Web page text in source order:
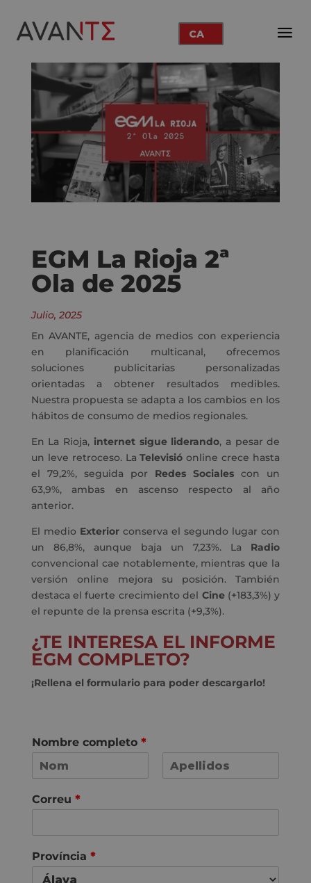
CA
EGM La Rioja 2ª
Ola de 2025
Julio, 2025
En AVANTE, agencia de medios con experiencia
en planificación multicanal, ofrecemos
soluciones publicitarias personalizadas
orientadas a obtener resultados medibles.
Nuestra propuesta se adapta a los cambios en los
hábitos de consumo de medios regionales.
En La Rioja, internet sigue liderando, a pesar de
un leve retroceso. LaTelevisió online crece hasta
el 79,2%, seguida por Redes Sociales con un
63,9%, ambas en ascenso respecto al año
anterior.
El medio Exteriorconserva el segundo lugar con
un 86,8%, aunque baja un 7,23%. La Radio
convencional cae notablemente, mientras que la
versión online mejora su posición. También
destaca el fuerte crecimiento del Cine(+183,3%) y
el repunte de la prensa escrita (+9,3%).
¿TE INTERESA EL INFORME
EGM COMPLETO?
¡Rellena el formulario para poder descargarlo!
Nombre completo *
o
m
m
Correu *
Província *